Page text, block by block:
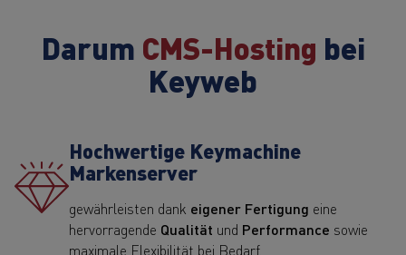
Darum CMS-Hosting bei
Keyweb
Hochwertige Keymachine
Markenserver
gewährleisten dank eigener Fertigung eine
hervorragende Qualität und Performance sowie
maximale Flexibilität bei Bedarf.